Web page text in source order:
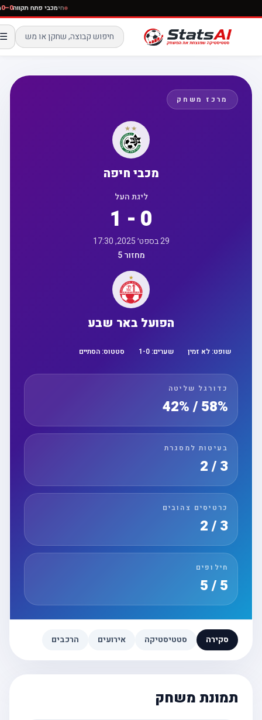
חימכבי פתח תקווה
☰
מרכז משחק
מכבי חיפה
ליגת העל
1 - 0
29 בספט׳ 2025, 17:30
מחזור 5
הפועל באר שבע
שופט:לא זמין שערים: 1 -0 סטטוס:הסתיים
כדורגל שליטה
58% / 42%
בעיטות למסגרת
3 / 2
כרטיסים צהובים
3 / 2
חילופים
סקירה סטטיסטיקה אירועים הרכבים
תמונת משחק